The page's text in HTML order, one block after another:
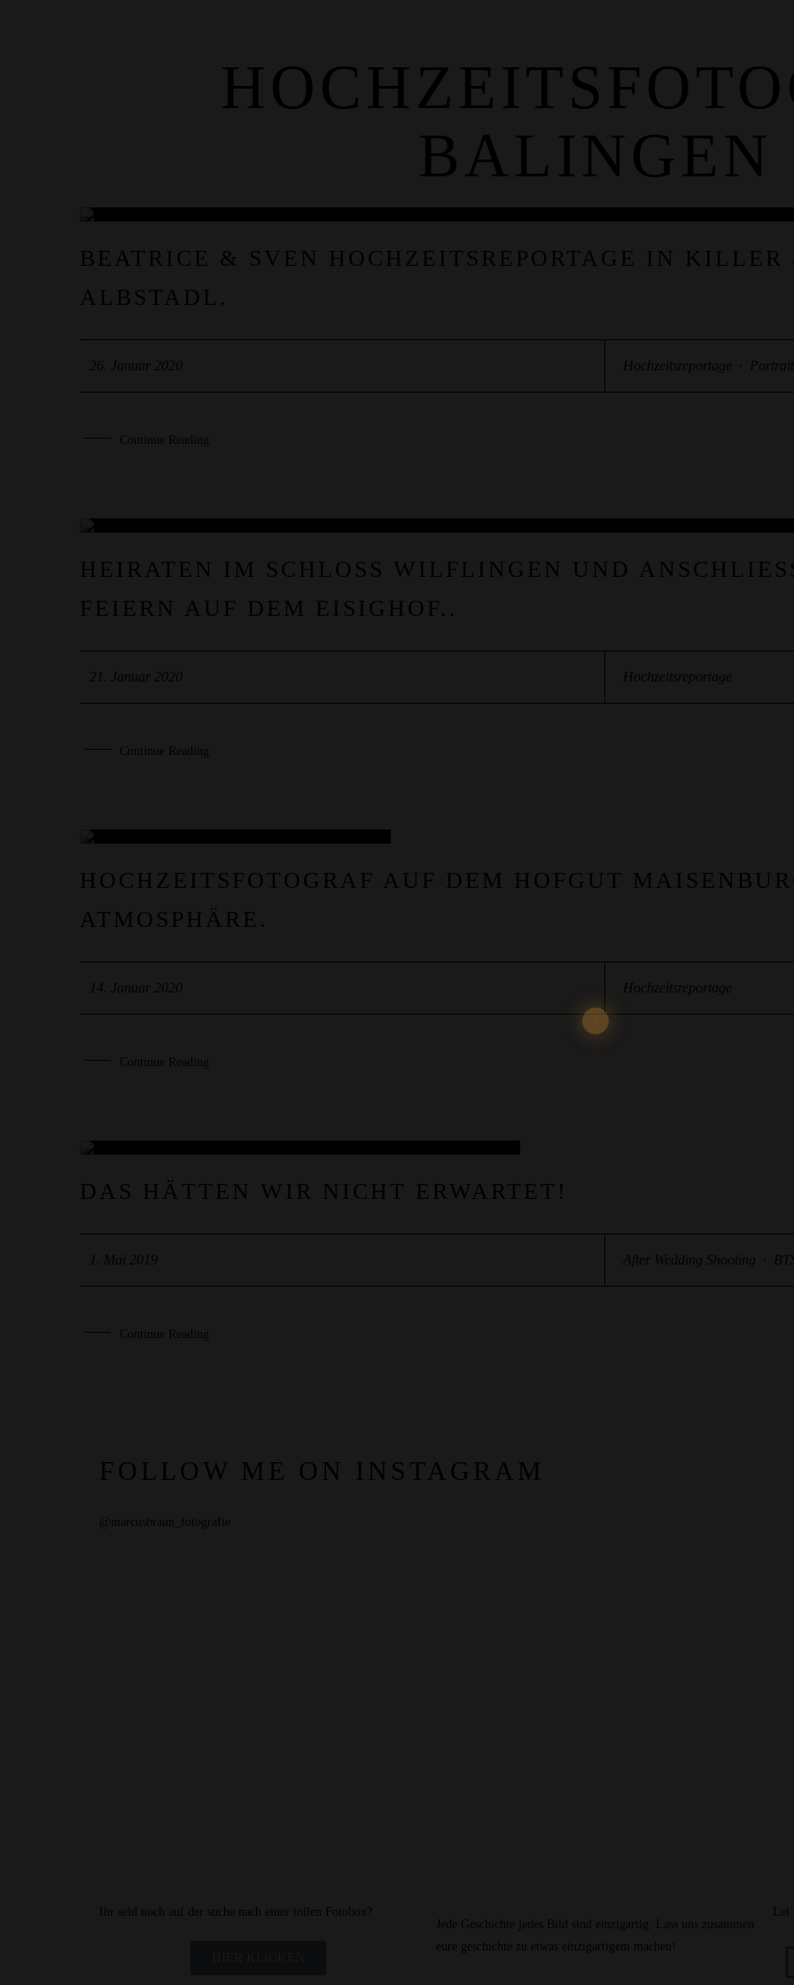
BALINGEN
26
JAN.
BEATRICE & SVEN HOCHZEITSREPORTAGE IN KILLER
ALBSTADL.
26. Januar 2020 Hochzeitsreportage Portrait
Continue Reading
21
JAN.
HEIRATEN IM SCHLOSS WILFLINGEN UND
EIERN AUF DEM EISIGHOF..
21. Januar 2020 Hochzeitsreportage
Continue Reading
14
JAN.
HOCHZEITSFOTOGRAF AUF DEM HOFGUT
ATMOSPHÄRE.
14. Januar 2020 Hochzeitsreportage
Continue Reading
01
DAS HÄTTEN WIR NICHT ERWARTET!
1. Mai 2019 After Wedding Shooting
Continue Reading
FOLLOW ME ON INSTAGRAM
@marcusbraun_fotografie
Ihr seid noch auf der suche nach einer tollen Fotobox?
Jede Geschichte jedes Bild sind einzigartig. Lass uns zusammen
eure geschichte zu etwas einzigartigem machen!